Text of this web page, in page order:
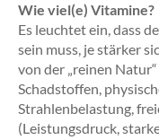
Wie viel(e) Vitamine?
Es leuchtet ein, dass
sein muss, je stärker
von der „reinen
Schadstoffen,
Strahlenbelastung,
(Leistungsdruck,